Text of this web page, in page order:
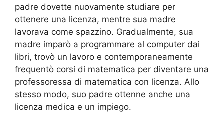
padre dovette nuovamente studiare per
ottenere una licenza, mentre sua madre
lavorava come spazzino. Gradualmente, sua
madre imparò a programmare al computer dai
libri, trovò un lavoro e contemporaneamente
frequentò corsi di matematica per diventare una
professoressa di matematica con licenza. Allo
stesso modo, suo padre ottenne anche una
licenza medica e un impiego.